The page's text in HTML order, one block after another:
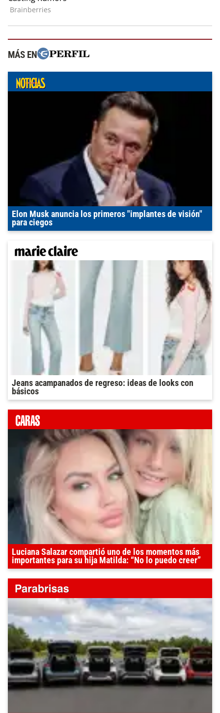
MÁS EN
Elon Musk anuncia los primeros "implantes de visión"
para ciegos
Jeans acampanados de regreso: ideas de looks con
básicos
Luciana Salazar compartió uno de los momentos más
importantes para su hija Matilda: “No lo puedo creer”